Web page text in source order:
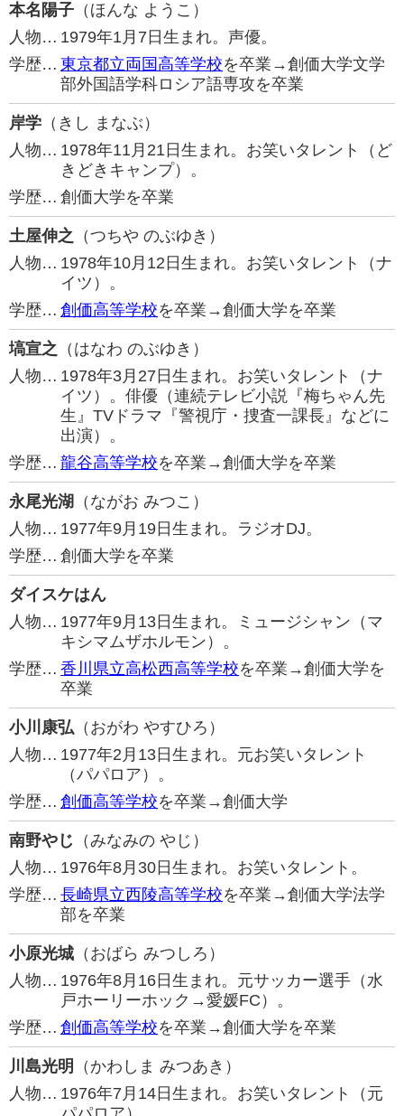
本名陽子 （ほんな ようこ）
人物… 1979年1月7日生まれ。声優。
学歴… 東京都立両国高等学校を卒業→創価大学文学
部外国語学科ロシア語専攻を卒業
岸学 （きし まなぶ）
人物… 1978年11月21日生まれ。お笑いタレント（ど
きどきキャンプ）。
学歴… 創価大学を卒業
土屋伸之 （つちや のぶゆき）
人物… 1978年10月12日生まれ。お笑いタレント（ナ
イツ）。
学歴… 創価高等学校を卒業→創価大学を卒業
塙宣之 （はなわ のぶゆき）
人物… 1978年3月27日生まれ。お笑いタレント（ナ
イツ）。俳優（連続テレビ小説『梅ちゃん先
生』TVドラマ『警視庁・捜査一課長』などに
出演）。
学歴… 龍谷高等学校を卒業→創価大学を卒業
永尾光湖 （ながお みつこ）
人物… 1977年9月19日生まれ。ラジオDJ。
学歴… 創価大学を卒業
ダイスケはん
人物… 1977年9月13日生まれ。ミュージシャン（マ
キシマムザホルモン）。
学歴… 香川県立高松西高等学校を卒業→創価大学を
卒業
小川康弘 （おがわ やすひろ）
人物… 1977年2月13日生まれ。元お笑いタレント
（パパロア）。
学歴… 創価高等学校を卒業→創価大学
南野やじ （みなみの やじ）
人物… 1976年8月30日生まれ。お笑いタレント。
学歴… 長崎県立西陵高等学校を卒業→創価大学法学
部を卒業
小原光城 （おばら みつしろ）
人物… 1976年8月16日生まれ。元サッカー選手（水
戸ホーリーホック→愛媛FC）。
学歴… 創価高等学校を卒業→創価大学を卒業
川島光明
（かわしま みつあき）
人物… 1976年7月14日生まれ。お笑いタレント（元